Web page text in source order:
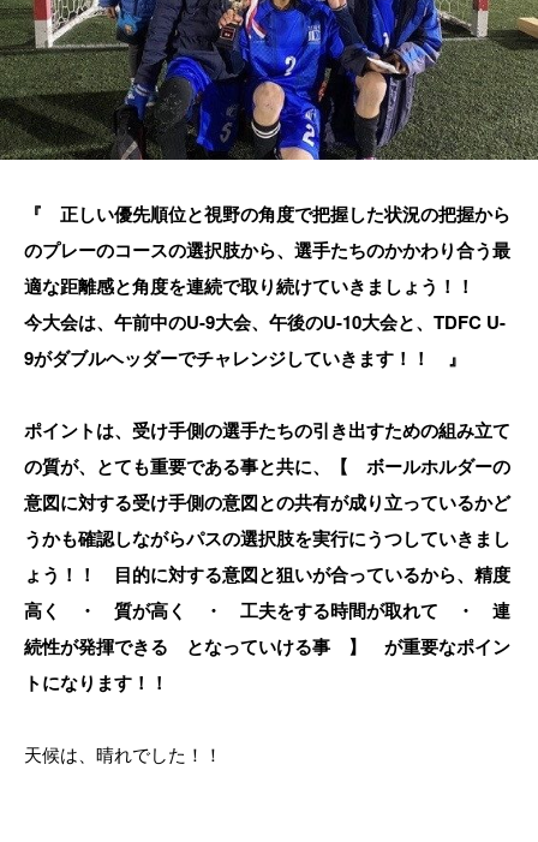
『 正しい優先順位と視野の角度で把握した状況の把握から
のプレーのコースの選択肢から、選手たちのかかわり合う最
適な距離感と角度を連続で取り続けていきましょう！！
今大会は、午前中のU-9大会、午後のU-10大会と、TDFC U-
9がダブルヘッダーでチャレンジしていきます！！ 』
ポイントは、受け手側の選手たちの引き出すための組み立て
の質が、とても重要である事と共に、【 ボールホルダーの
意図に対する受け手側の意図との共有が成り立っているかど
うかも確認しながらパスの選択肢を実行にうつしていきまし
ょう！！ 目的に対する意図と狙いが合っているから、精度
高く ・ 質が高く ・ 工夫をする時間が取れて ・ 連
続性が発揮できる となっていける事 】 が重要なポイン
トになります！！
天候は、晴れでした！！